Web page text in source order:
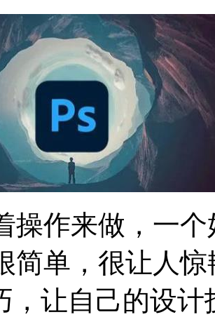
操作来做，一
简单，很让人
，让自己的设